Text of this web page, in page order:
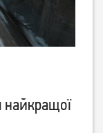
найкращої